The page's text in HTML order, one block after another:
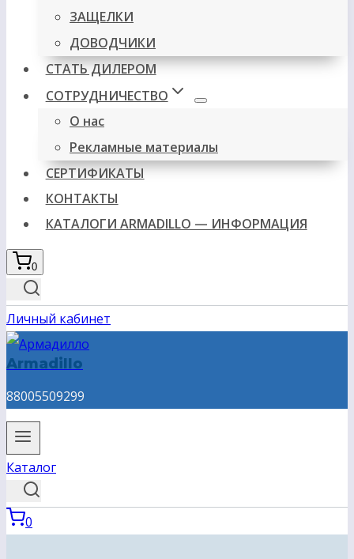
ЗАЩЕЛКИ
ДОВОДЧИКИ
СТАТЬ ДИЛЕРОМ
СОТРУДНИЧЕСТВО
О нас
Рекламные материалы
СЕРТИФИКАТЫ
КОНТАКТЫ
КАТАЛОГИ ARMADILLO — ИНФОРМАЦИЯ
0
Личный кабинет
Armadillo
88005509299
Каталог
0